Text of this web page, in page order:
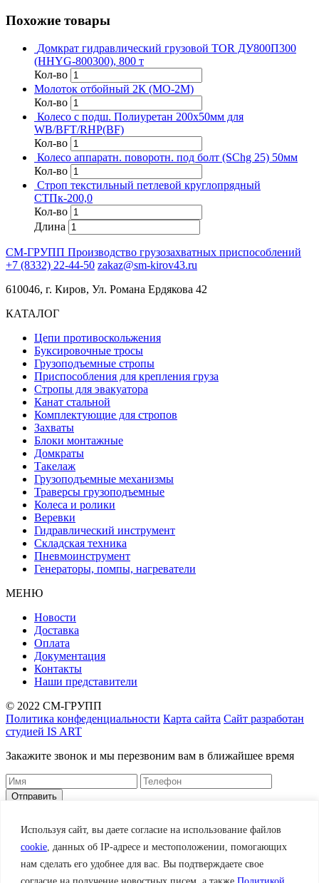
Используя сайт, вы даете согласие на использование файлов
cookie , данных об IP-адресе и местоположении, помогающих
нам сделать его удобнее для вас. Вы подтверждаете свое
согласие на получение новостных писем, а также Политикой
Похожие товары
Домкрат гидравлический грузовой TOR ДУ800П300
(HHYG-800300), 800 т
Кол-во
Молоток отбойный 2К (МО-2М)
Кол-во
Колесо с подш. Полиуретан 200х50мм для
WB/BFT/RHP(BF)
Кол-во
Колесо аппаратн. поворотн. под болт (SChg 25) 50мм
Кол-во
Строп текстильный петлевой круглопрядный
СТПк-200,0
Кол-во
Длина
СМ-ГРУПП Производство грузозахватных приспособлений
+7 (8332) 22-44-50 zakaz@sm-kirov43.ru
610046, г. Киров, Ул. Романа Ердякова 42
КАТАЛОГ
Цепи противоскольжения
Буксировочные тросы
Грузоподъемные стропы
Приспособления для крепления груза
Стропы для эвакуатора
Канат стальной
Комплектующие для стропов
Захваты
Блоки монтажные
Домкраты
Такелаж
Грузоподъемные механизмы
Траверсы грузоподъемные
Колеса и ролики
Веревки
Гидравлический инструмент
Складская техника
Пневмоинструмент
Генераторы, помпы, нагреватели
МЕНЮ
Новости
Доставка
Оплата
Документация
Контакты
Наши представители
© 2022 СМ-ГРУПП
Политика конфеденциальности Карта сайта Сайт разработан
студией IS ART
Закажите звонок и мы перезвоним вам в ближайшее время
Заказать